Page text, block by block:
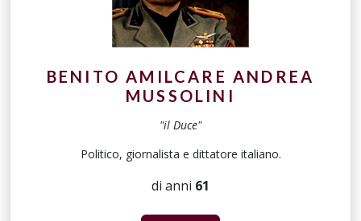
BENITO AMILCARE ANDREA
MUSSOLINI
"il Duce"
Politico, giornalista e dittatore italiano.
di anni 61